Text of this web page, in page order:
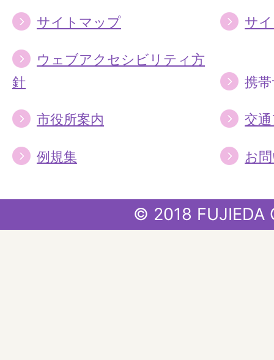
サイトマップ サ
ウェブアクセシビリティ方
針
携
市役所案内 交
例規集 お
© 2018 FUJIEDA